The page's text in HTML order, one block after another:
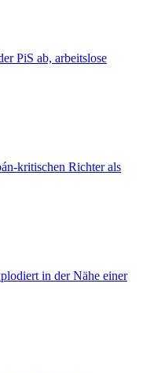
PiS ab, arbeitslose
kritischen Richter als
in der Nähe einer